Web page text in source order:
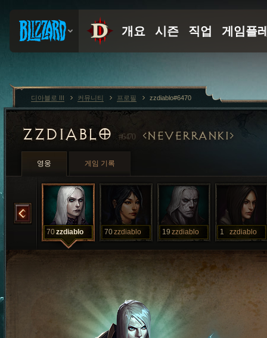
ZZDIABLO#6470 NEVERRANK1
영웅 게임 기록
70zzdiablo 70zzdiablo 19 zzdiablo 1 zzdiablo
디아블로 III 커뮤니티 프로필 zzdiablo#6470